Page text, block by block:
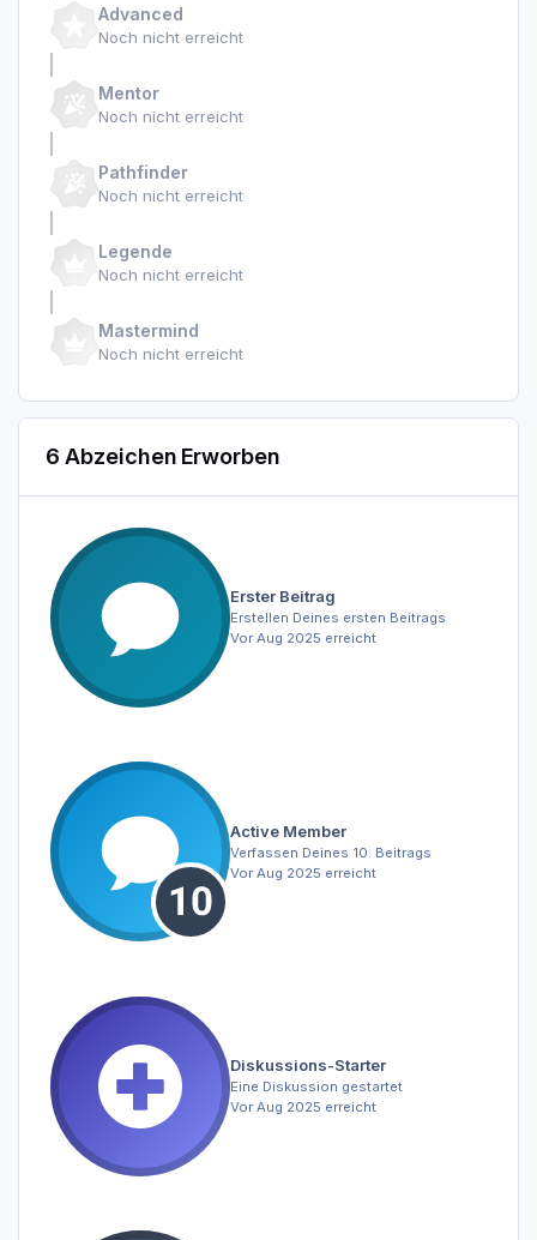
Advanced
Noch nicht erreicht
Mentor
Noch nicht erreicht
Pathfinder
Noch nicht erreicht
Legende
Noch nicht erreicht
Mastermind
Noch nicht erreicht
6 Abzeichen Erworben
Erster Beitrag
Erstellen Deines ersten Beitrags
Vor Aug 2025 erreicht
Active Member
Verfassen Deines 10. Beitrags
Vor Aug 2025 erreicht
Diskussions-Starter
Eine Diskussion gestartet
Vor Aug 2025 erreicht